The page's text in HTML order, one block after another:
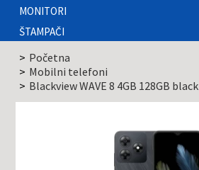
MONITORI
ŠTAMPAČI
Početna
Mobilni telefoni
Blackview WAVE 8 4GB 128GB black